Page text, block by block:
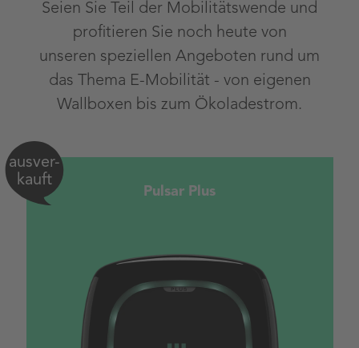
Seien Sie Teil der Mobilitätswende und
profitieren Sie noch heute von
unseren speziellen Angeboten rund um
das Thema E-Mobilität - von eigenen
Wallboxen bis zum Ökoladestrom.
ausver-
kauft
Pulsar Plus